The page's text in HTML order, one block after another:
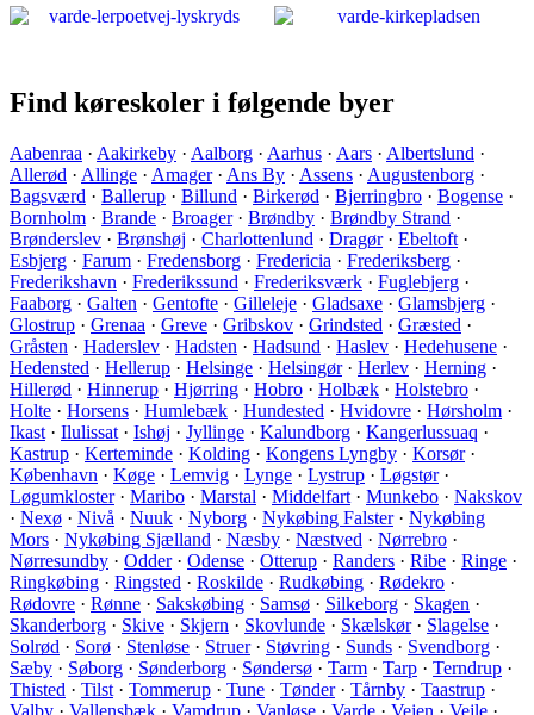
Find køreskoler i følgende byer
Aabenraa · Aakirkeby · Aalborg · Aarhus · Aars · Albertslund ·
Allerød · Allinge · Amager· Ans By · Assens · Augustenborg ·
Bagsværd · Ballerup · Billund · Birkerød · Bjerringbro · Bogense ·
Bornholm · Brande · Broager· Brøndby · Brøndby Strand ·
Brønderslev · Brønshøj · Charlottenlund · Dragør· Ebeltoft ·
Esbjerg · Farum · Fredensborg · Fredericia · Frederiksberg ·
Frederikshavn · Frederikssund · Frederiksværk · Fuglebjerg ·
Faaborg · Galten · Gentofte · Gilleleje · Gladsaxe · Glamsbjerg ·
Glostrup · Grenaa · Greve · Gribskov · Grindsted · Græsted ·
Gråsten · Haderslev · Hadsten · Hadsund · Haslev · Hedehusene ·
Hedensted · Hellerup · Helsinge · Helsingør· Herlev · Herning ·
Hillerød · Hinnerup · Hjørring · Hobro · Holbæk · Holstebro ·
Holte · Horsens · Humlebæk · Hundested · Hvidovre · Hørsholm ·
Ikast · Ilulissat · Ishøj · Jyllinge · Kalundborg · Kangerlussuaq ·
Kastrup · Kerteminde · Kolding · Kongens Lyngby · Korsør·
København · Køge · Lemvig · Lynge · Lystrup · Løgstør·
Løgumkloster· Maribo · Marstal · Middelfart · Munkebo · Nakskov
· Nexø · Nivå · Nuuk · Nyborg · Nykøbing Falster· Nykøbing
Mors · Nykøbing Sjælland · Næsby · Næstved · Nørrebro ·
Nørresundby · Odder· Odense · Otterup · Randers · Ribe · Ringe ·
Ringkøbing · Ringsted · Roskilde · Rudkøbing · Rødekro ·
Rødovre · Rønne · Sakskøbing · Samsø · Silkeborg · Skagen ·
Skanderborg · Skive · Skjern · Skovlunde · Skælskør· Slagelse ·
Solrød · Sorø · Stenløse · Struer· Støvring · Sunds · Svendborg ·
Sæby · Søborg · Sønderborg · Søndersø · Tarm · Tarp · Terndrup ·
Thisted · Tilst · Tommerup · Tune · Tønder· Tårnby · Taastrup ·
Valby · Vallensbæk · Vamdrup · Vanløse · Varde · Vejen · Vejle ·